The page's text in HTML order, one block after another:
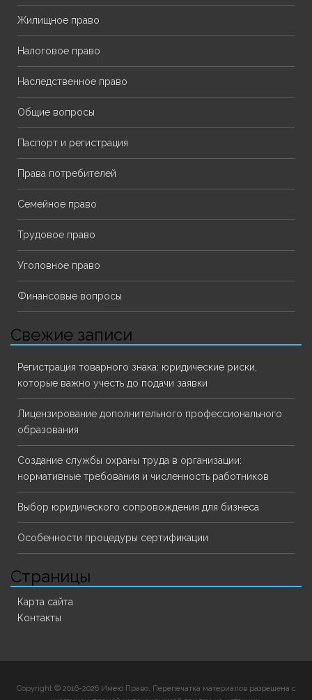
Жилищное право
Налоговое право
Наследственное право
Общие вопросы
Паспорт и регистрация
Права потребителей
Семейное право
Трудовое право
Уголовное право
Финансовые вопросы
Свежие записи
Регистрация товарного знака: юридические риски,
которые важно учесть до подачи заявки
Лицензирование дополнительного профессионального
образования
Создание службы охраны труда в организации:
нормативные требования и численность работников
Выбор юридического сопровождения для бизнеса
Особенности процедуры сертификации
Страницы
Карта сайта
Контакты
Copyright © 2016-2026 Имею Право. Перепечатка материалов разрешена с